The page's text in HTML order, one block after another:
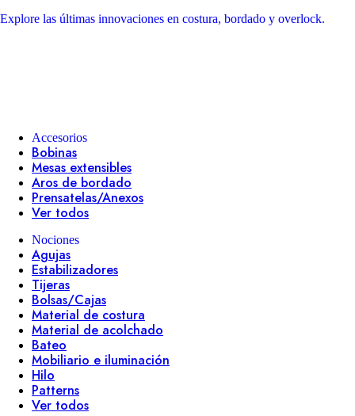
Explore las últimas innovaciones en costura, bordado y overlock.
Accesorios
Bobinas
Mesas extensibles
Aros de bordado
Prensatelas/Anexos
Ver todos
Nociones
Agujas
Estabilizadores
Tijeras
Bolsas/Cajas
Material de costura
Material de acolchado
Bateo
Mobiliario e iluminación
Hilo
Patterns
Ver todos